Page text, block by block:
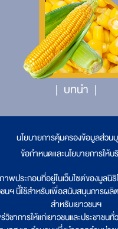
บทนำ
นโยบายการคุ้มครองข้อมูลส่วน
ข้อกำหนดและนโยบายการให้บ
าพประกอบที่อยู่ในเว็บไซต์ของมูลนิ
นฯ นี้ใช้สำหรับเพื่อสนับสนุนการผ
สำหรับเยาวชนฯ
วิชาการให้แก่เยาวชนและประชาชน